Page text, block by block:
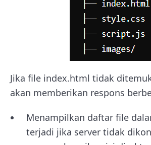
Jika file index.html tidak
akan memberikan respons
Menampilkan daftar file
terjadi jika server tidak